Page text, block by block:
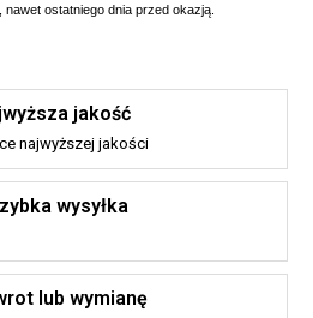
ostatniego dnia przed okazją.
jakość
najwyższej jakości
wysyłka
lub wymianę